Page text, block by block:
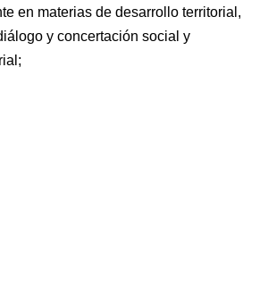
en materias de desarrollo territorial,
y concertación social y